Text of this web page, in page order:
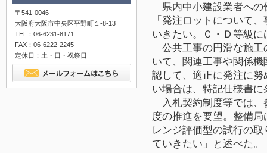
〒541-0046
大阪府大阪市中央区平野町１-8-13
TEL：06-6231-8171
FAX：06-6222-2245
定休日：土・日・祝祭日
県内中小建設業者への
「発注ロットについて
いきたい。Ｃ・Ｄ等級
公共工事の円滑な施工
いて、関連工事や関係
認して、適正に発注に
い場合は、特記仕様書
入札契約制度等では、
度の推進を要望。整備
レンジ評価型の試行の
ていきたい」と述べた。